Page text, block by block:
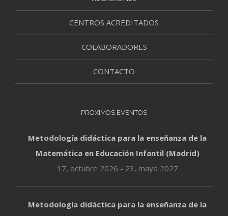
CENTROS ACREDITADOS
COLABORADORES
CONTACTO
PRÓXIMOS EVENTOS
Metodología didáctica para la enseñanza de la
Matemática en Educación Infantil (Madrid)
17, octubre 2026 - 23, mayo 2027
Metodología didáctica para la enseñanza de la